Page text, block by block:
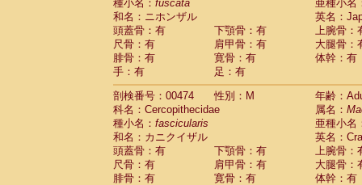
種小名： fuscata
亜種小名
和名：ニホンザル
英名：
頭蓋骨：有
下顎骨：有
上腕骨：
尺骨：有
肩甲骨：有
大腿骨：
腓骨：有
寛骨：有
体幹：有
手：有
足：有
剖検番号：00474
性別：M
年齢：
科名：Cercopithecidae
属名：
種小名： fascicularis
亜種小名
和名：カニクイザル
英名：
頭蓋骨：有
下顎骨：有
上腕骨：
尺骨：有
肩甲骨：有
大腿骨：
腓骨：有
寛骨：有
体幹：有